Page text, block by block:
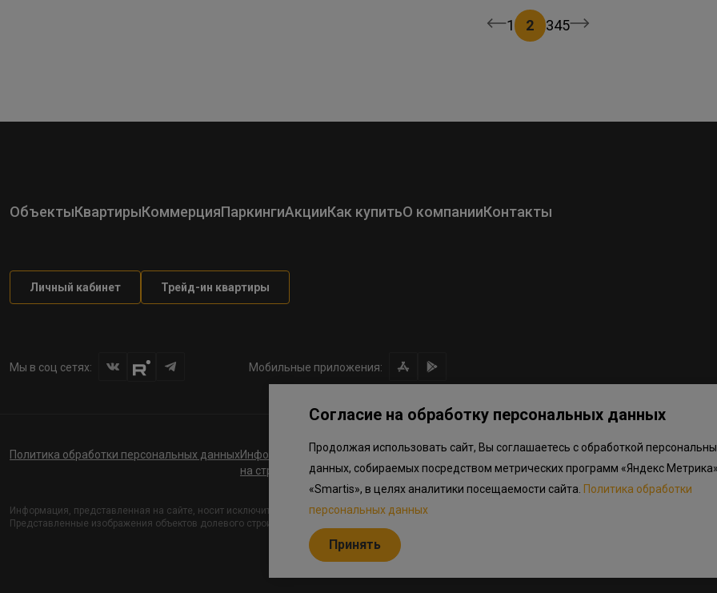
1 2 345
ОбъектыКвартирыКоммерцияПаркингиАкцииКак купитьО компанииКонтакты
Личный кабинет Трейд-ин квартиры
Мы в соц сетях: Мобильные приложения:
Политика обработки персональных данныхИнформация о плановом направлении средств
на строительство соц.объектов в Окле
Правила программы лояльности
Информация, представленная на сайте, носит исключительно ознакомительный характер, не является публичной офертой, определяемой
Представленные изображения объектов долевого строительства носят предварительный ознакомительный характер и могут отличаться от
Согласие на обработку персональных данных
Продолжая использовать сайт, Вы соглашаетесь с обработкой
данных, собираемых посредством метрических программ «Яндекс
«Smartis», в целях аналитики посещаемости сайта. Политика обработки
персональных данных
Принять